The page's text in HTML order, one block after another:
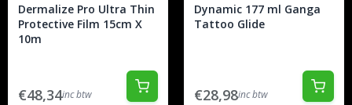
Dermalize Pro Ultra Thin
Protective Film 15cm X
10m
€48,34inc btw
Dynamic 177 ml Ganga
Tattoo Glide
€28,98inc btw